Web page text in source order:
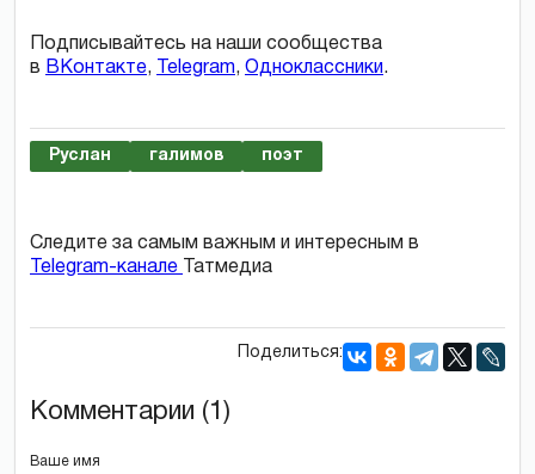
Подписывайтесь на наши сообщества
в ВКонтакте, Telegram, Одноклассники.
Руслан галимов поэт
Следите за самым важным и интересным в
Telegram-канале
Татмедиа
Поделиться:
Комментарии (1)
Ваше имя